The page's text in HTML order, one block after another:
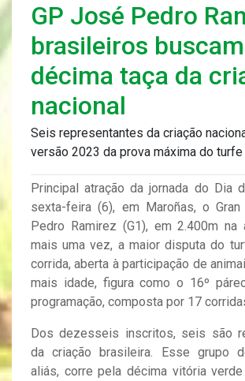
GP José Pedro
brasileiros
décima taça da
nacional
Seis representantes da criação
versão 2023 da prova máxima do turfe
Principal atração da jornada do Dia
sexta-feira (6), em Maroñas, o
Pedro Ramirez (G1), em 2.400m na
mais uma vez, a maior disputa do
corrida, aberta à participação de
mais idade, figura como o 16º
programação, composta por 17
Dos dezesseis inscritos, seis são
da criação brasileira. Esse grupo
aliás, corre pela décima vitória